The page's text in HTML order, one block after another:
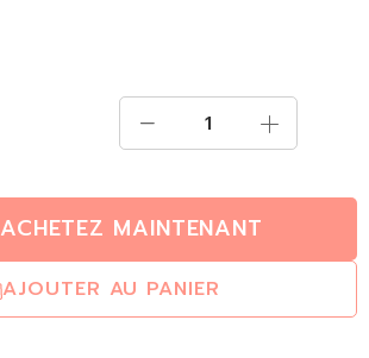
AJOUTER AU PANIER
ACHETEZ MAINTENANT